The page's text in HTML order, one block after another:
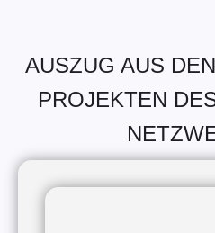
AUSZUG AUS
PROJEKTEN